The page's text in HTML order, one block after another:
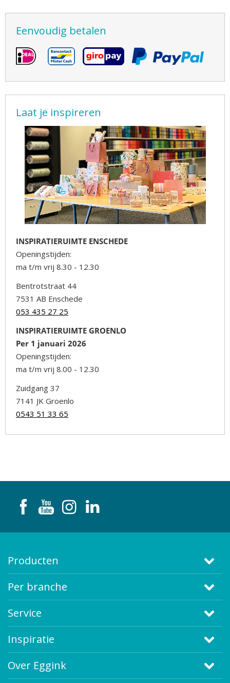
Eenvoudig betalen
Laat je inspireren
INSPIRATIERUIMTE ENSCHEDE
Openingstijden:
ma t/m vrij 8.30 - 12.30
Bentrotstraat 44
7531 AB Enschede
053 435 27 25
INSPIRATIERUIMTE GROENLO
Per 1 januari 2026
Openingstijden:
ma t/m vrij 8.00 - 12.30
Zuidgang 37
7141 JK Groenlo
0543 51 33 65
Producten
Per branche
Service
Inspiratie
Over Eggink